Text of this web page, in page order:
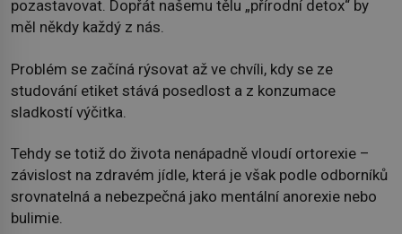
pozastavovat. Dopřát našemu tělu „přírodní detox“ by
měl někdy každý z nás.
Problém se začíná rýsovat až ve chvíli, kdy se ze
studování etiket stává posedlost a z konzumace
sladkostí výčitka.
Tehdy se totiž do života nenápadně vloudí ortorexie –
závislost na zdravém jídle, která je však podle odborníků
srovnatelná a nebezpečná jako mentální anorexie nebo
bulimie.